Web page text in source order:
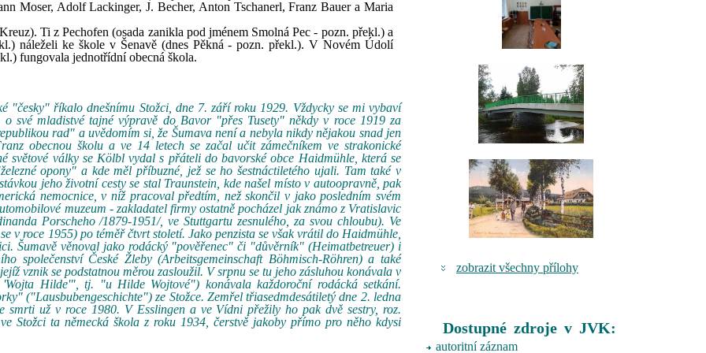
Moser, Adolf Lackinger, J. Becher, Anton Tschanerl, Franz Bauer a Maria
Ti z Pechofen (osada zanikla pod jménem Smolná Pec - pozn. překl.) a
náleželi ke škole v Šenavě (dnes Pěkná - pozn. překl.). V Novém Údolí
fungovala jednotřídní obecná škola.
"česky" říkalo dnešnímu Stožci, dne 7. září roku 1929. Vždycky se mi vybaví
své mladistvé tajné výpravě do Bavor "přes Tusety" někdy v roce 1919 za
rad" a uvědomím si, že Šumava není a nebyla nikdy nějakou snad jen
obecnou školu a ve 14 letech se začal učit zámečníkem ve strakonické
světové války se Kölbl vydal s přáteli do bavorské obce Haidmühle, která se
opony" a kde měl příbuzné, jež se ho šestnáctiletého ujali. Tam také v
jeho životní cesty se stal Traunstein, kde našel místo v autoopravně, pak
nemocnice, v níž pracoval předtím, než skončil v jako posledním svém
muzeum - zakladatel firmy ostatně pocházel jak známo z Vratislavic
Porscheho /1879-1951/, ve Stuttgartu zesnulého, za svou chloubu). Ve
v roce 1955) po téměř čtvrt století. Jako penzista se však vrátil do Haidmühle,
Šumavě věnoval jako rodácký "pověřenec" či "důvěrník" (Heimatbetreuer) i
společenství České Žleby (Arbeitsgemeinschaft Böhmisch-Röhren) a také
vznik se podstatnou měrou zasloužil. V srpnu se tu jeho zásluhou konávala v
Hilde'", tj. "u Hilde Wojtové") konávala každoroční rodácká setkání.
("Lausbubengeschichte") ze Stožce. Zemřel třiasedmdesátiletý dne 2. ledna
smrti už v roce 1980. V Esslingen a ve Vídni přežily ho pak dvě sestry, roz.
Stožci ta německá škola z roku 1934, čerstvě jakoby přímo pro něho kdysi
zobrazit všechny přílohy
Dostupné zdroje v JVK:
autoritní záznam